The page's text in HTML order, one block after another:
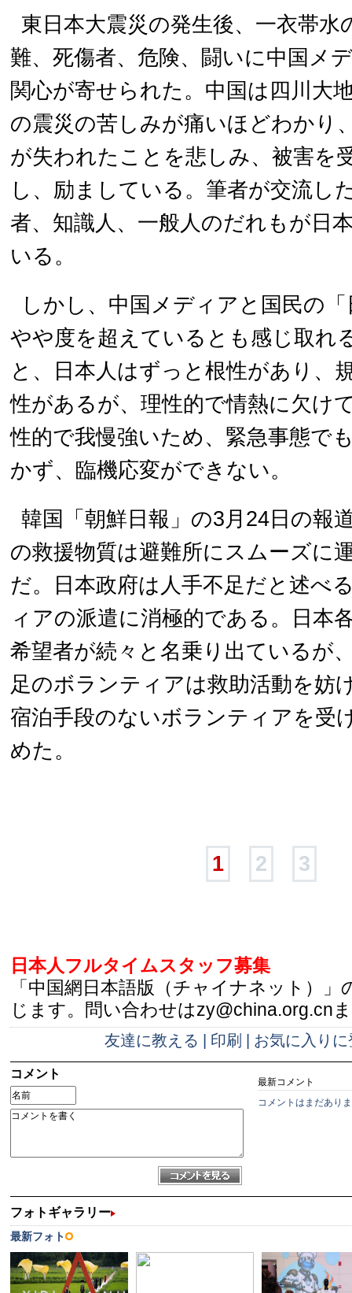
東日本大震災の発生後、一衣帯水
難、死傷者、危険、闘いに中国メ
関心が寄せられた。中国は四川大
の震災の苦しみが痛いほどわかり
が失われたことを悲しみ、被害を
し、励ましている。筆者が交流し
者、知識人、一般人のだれもが日
いる。
しかし、中国メディアと国民の
やや度を超えているとも感じ取れ
と、日本人はずっと根性があり、
性があるが、理性的で情熱に欠け
性的で我慢強いため、緊急事態で
かず、臨機応変ができない。
韓国「朝鮮日報」の3月24日の報
の救援物質は避難所にスムーズに
だ。日本政府は人手不足だと述べ
ィアの派遣に消極的である。日本
希望者が続々と名乗り出ているが
足のボランティアは救助活動を妨
宿泊手段のないボランティアを受
めた。
1 2 3
日本人フルタイムスタッフ募集
「中国網日本語版（チャイナネット）」
じます。問い合わせはzy@china.org.cn
友達に教える 印刷 お気に入りに
コメント
最新コメント
コメントはまだあり